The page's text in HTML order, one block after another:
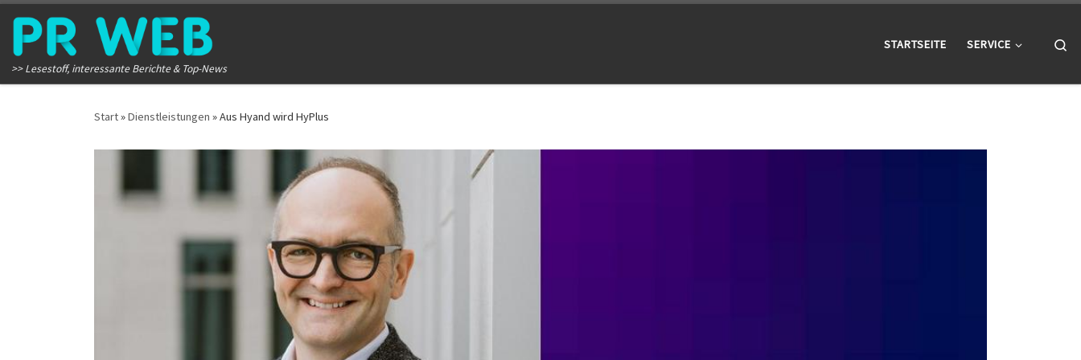
Zum Inhalt springen
>> Lesestoff, interessante Berichte & Top-News
STARTSEITE SERVICE
Start»Dienstleistungen »Aus Hyand wird HyPlus